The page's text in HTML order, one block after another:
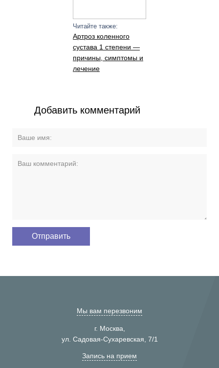
Читайте также:
Артроз коленного
сустава 1 степени —
причины, симптомы и
лечение
Добавить комментарий
Мы вам перезвоним
г. Москва,
ул. Садовая-Сухаревская, 7/1
Запись на прием